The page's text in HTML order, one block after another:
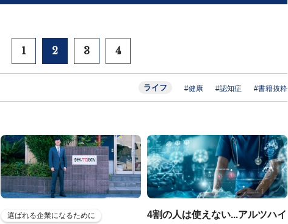
1 2 3 4
ライフ #健康 #認知症 #書籍抜粋
選ばれる企業になるために
4割の人は使えない...アルツハイ